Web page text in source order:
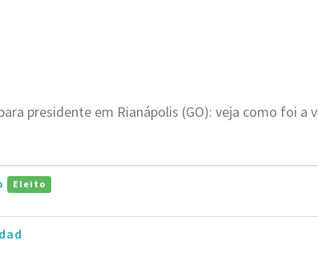
presidente em Rianápolis (GO): veja como foi a
Eleito